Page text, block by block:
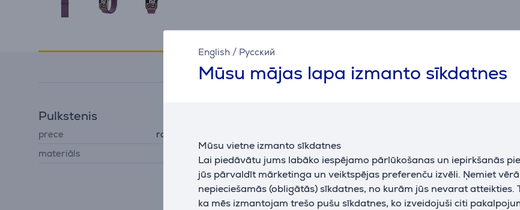
English / Русский
Mūsu mājas lapa izmanto sīkdatnes
Mūsu vietne izmanto sīkdatnes
Lai piedāvātu jums labāko iespējamo pārlūkošanas un iepirkšanās
jūs pārvaldīt mārketinga un veiktspējas preferenču izvēli. Ņemiet
nepieciešamās (obligātās) sīkdatnes, no kurām jūs nevarat atteikties.
ka mēs izmantojam trešo pušu sīkdatnes, ko izveidojuši citi
Specifikācija
Pulkstenis
prece
rokas pulksteņa siksniņa
materiāls